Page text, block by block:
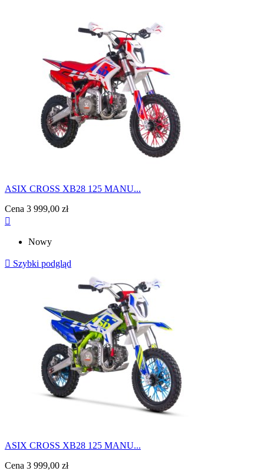
ASIX CROSS XB28 125 MANU...
Cena 3 999,00 zł

Nowy
 Szybki podgląd
ASIX CROSS XB28 125 MANU...
Cena 3 999,00 zł